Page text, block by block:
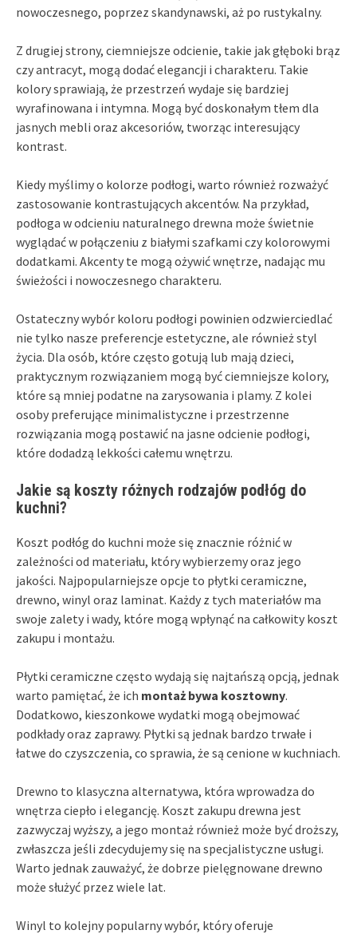
nowoczesnego, poprzez skandynawski, aż po rustykalny.
Z drugiej strony, ciemniejsze odcienie, takie jak głęboki brąz
czy antracyt, mogą dodać elegancji i charakteru. Takie
kolory sprawiają, że przestrzeń wydaje się bardziej
wyrafinowana i intymna. Mogą być doskonałym tłem dla
jasnych mebli oraz akcesoriów, tworząc interesujący
kontrast.
Kiedy myślimy o kolorze podłogi, warto również rozważyć
zastosowanie kontrastujących akcentów. Na przykład,
podłoga w odcieniu naturalnego drewna może świetnie
wyglądać w połączeniu z białymi szafkami czy kolorowymi
dodatkami. Akcenty te mogą ożywić wnętrze, nadając mu
świeżości i nowoczesnego charakteru.
Ostateczny wybór koloru podłogi powinien odzwierciedlać
nie tylko nasze preferencje estetyczne, ale również styl
życia. Dla osób, które często gotują lub mają dzieci,
praktycznym rozwiązaniem mogą być ciemniejsze kolory,
które są mniej podatne na zarysowania i plamy. Z kolei
osoby preferujące minimalistyczne i przestrzenne
rozwiązania mogą postawić na jasne odcienie podłogi,
które dodadzą lekkości całemu wnętrzu.
Jakie są koszty różnych rodzajów podłóg do
kuchni?
Koszt podłóg do kuchni może się znacznie różnić w
zależności od materiału, który wybierzemy oraz jego
jakości. Najpopularniejsze opcje to płytki ceramiczne,
drewno, winyl oraz laminat. Każdy z tych materiałów ma
swoje zalety i wady, które mogą wpłynąć na całkowity koszt
zakupu i montażu.
Płytki ceramiczne często wydają się najtańszą opcją, jednak
warto pamiętać, że ich montaż bywa kosztowny.
Dodatkowo, kieszonkowe wydatki mogą obejmować
podkłady oraz zaprawy. Płytki są jednak bardzo trwałe i
łatwe do czyszczenia, co sprawia, że są cenione w kuchniach.
Drewno to klasyczna alternatywa, która wprowadza do
wnętrza ciepło i elegancję. Koszt zakupu drewna jest
zazwyczaj wyższy, a jego montaż również może być droższy,
zwłaszcza jeśli zdecydujemy się na specjalistyczne usługi.
Warto jednak zauważyć, że dobrze pielęgnowane drewno
może służyć przez wiele lat.
Winyl to kolejny popularny wybór, który oferuje